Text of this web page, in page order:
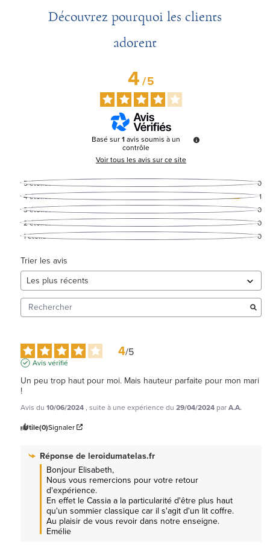
Découvrez pourquoi les clients
adorent
4/5
Basé sur1 avis soumis à un
contrôle
Voir tous les avis sur ce site
5étoiles
0
4étoiles
1
3étoiles
0
2étoiles
0
1étoile 0
Trier les avis
4/5
Avis vérifié
Un peu trop haut pour moi. Mais hauteur parfaite pour mon mari
!
Avis du 10/06/2024, suite à une expérience du 29/04/2024 parA.A.
Utile(0)Signaler
Réponse de leroidumatelas.fr
Bonjour Elisabeth,
Nous vous remercions pour votre retour
d'expérience.
En effet le Cassia a la particularité d'être plus haut
qu'un sommier classique car il s'agit d'un lit coffre.
Au plaisir de vous revoir dans notre enseigne.
Emélie